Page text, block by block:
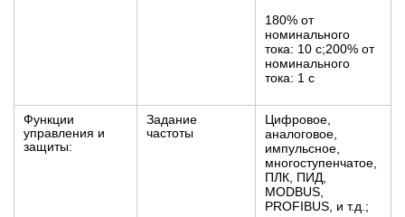
180% от
номинального
тока: 10 с;200% от
номинального
тока: 1 с
Функции
управления и
защиты:
Задание
частоты
Цифровое,
аналоговое,
импульсное,
многоступенчатое,
ПЛК, ПИД,
MODBUS,
PROFIBUS, и т.д.;